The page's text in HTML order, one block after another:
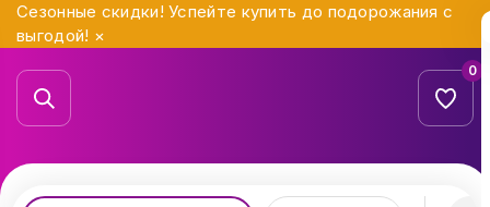
Сезонные скидки! Успейте купить до подорожания с
выгодой! ×
0